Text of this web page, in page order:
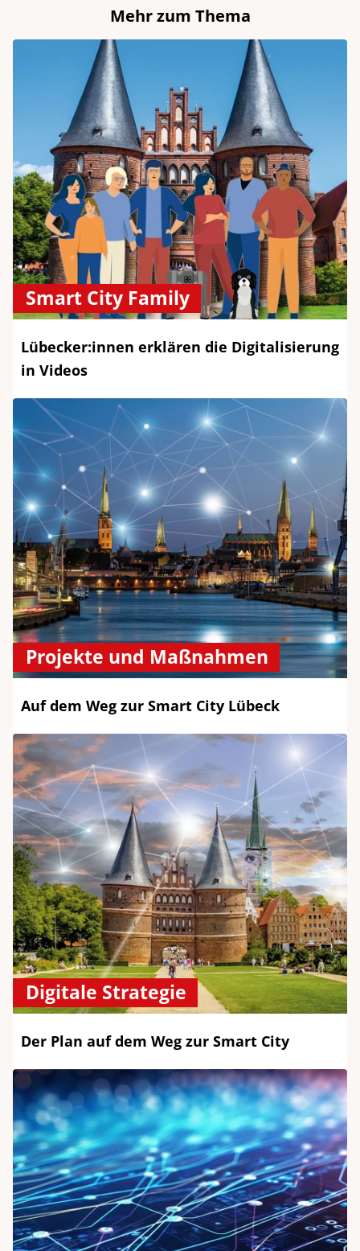
Mehr zum Thema
Smart City Family
Lübecker:innen erklären die Digitalisierung
in Videos
Projekte und Maßnahmen
Auf dem Weg zur Smart City Lübeck
Digitale Strategie
Der Plan auf dem Weg zur Smart City